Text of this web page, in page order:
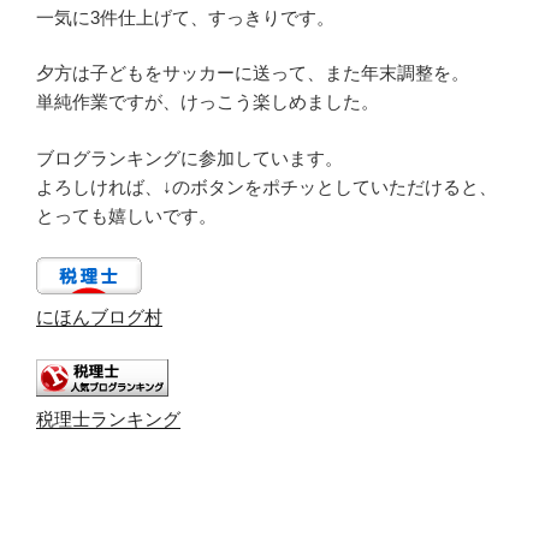
一気に3件仕上げて、すっきりです。
夕方は子どもをサッカーに送って、また年末調整を。
単純作業ですが、けっこう楽しめました。
ブログランキングに参加しています。
よろしければ、↓のボタンをポチッとしていただけると、
とっても嬉しいです。
にほんブログ村
税理士ランキング